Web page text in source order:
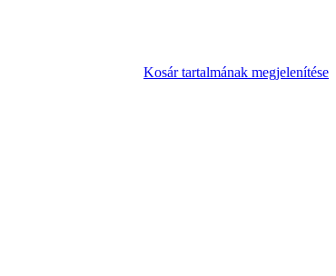
Kosár tartalmának megjelenítése